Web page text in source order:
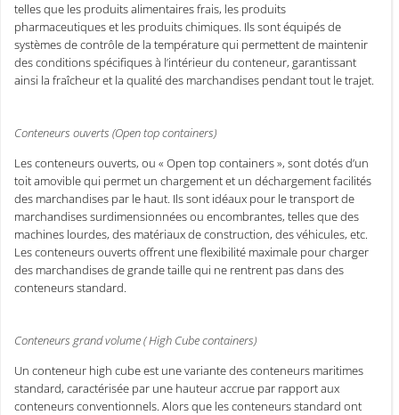
telles que les produits alimentaires frais, les produits
pharmaceutiques et les produits chimiques. Ils sont équipés de
systèmes de contrôle de la température qui permettent de maintenir
des conditions spécifiques à l’intérieur du conteneur, garantissant
ainsi la fraîcheur et la qualité des marchandises pendant tout le trajet.
Conteneurs ouverts (Open top containers)
Les conteneurs ouverts, ou « Open top containers », sont dotés d’un
toit amovible qui permet un chargement et un déchargement facilités
des marchandises par le haut. Ils sont idéaux pour le transport de
marchandises surdimensionnées ou encombrantes, telles que des
machines lourdes, des matériaux de construction, des véhicules, etc.
Les conteneurs ouverts offrent une flexibilité maximale pour charger
des marchandises de grande taille qui ne rentrent pas dans des
conteneurs standard.
Conteneurs grand volume ( High Cube containers)
Un conteneur high cube est une variante des conteneurs maritimes
standard, caractérisée par une hauteur accrue par rapport aux
conteneurs conventionnels. Alors que les conteneurs standard ont